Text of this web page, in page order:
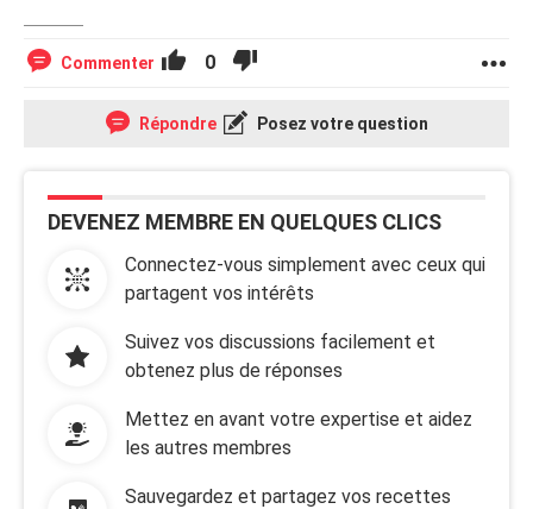
Commenter 0
Répondre Posez votre question
DEVENEZ MEMBRE EN QUELQUES CLICS
Connectez-vous simplement avec ceux qui
partagent vos intérêts
Suivez vos discussions facilement et
obtenez plus de réponses
Mettez en avant votre expertise et aidez
les autres membres
Sauvegardez et partagez vos recettes